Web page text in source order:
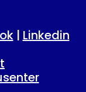
| Linkedin